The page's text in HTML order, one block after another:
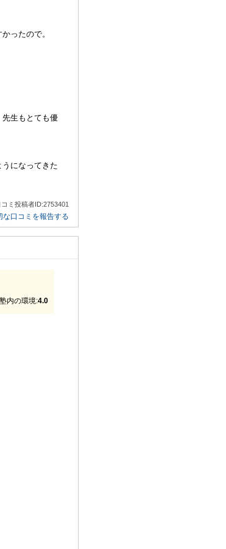
ったので。
生もとても優
になってきた
コミ投稿者ID:2753401
な口コミを報告する
塾内の環境:4.0